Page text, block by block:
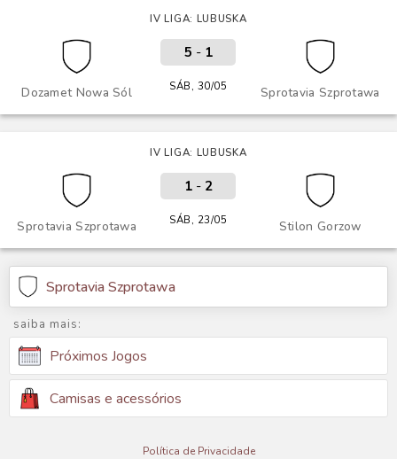
IV LIGA: LUBUSKA
Dozamet Nowa Sól Sprotavia Szprotawa
5 - 1
SÁB, 30/05
IV LIGA: LUBUSKA
Sprotavia Szprotawa Stilon Gorzow
1- 2
SÁB, 23/05
Sprotavia Szprotawa
saiba mais:
Próximos Jogos
Camisas e acessórios
Política de Privacidade